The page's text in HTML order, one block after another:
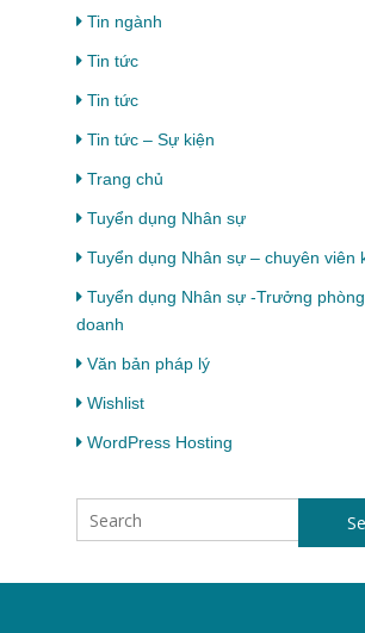
Tin ngành
Tin tức
Tin tức
Tin tức – Sự kiện
Trang chủ
Tuyển dụng Nhân sự
Tuyển dụng Nhân sự – chuyên viên
Tuyển dụng Nhân sự -Trưởng
doanh
Văn bản pháp lý
Wishlist
WordPress Hosting
Search